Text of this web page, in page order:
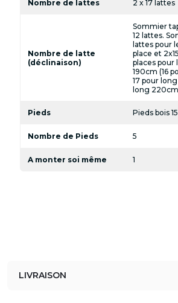
Nombre de lattes 2 x 17 lattes
Nombre de latte
(déclinaison)
Sommier
12 lattes.
lattes pour
place et
places pour
190cm (16
17 pour
long
Pieds Pieds bois
Nombre de Pieds 5
A monter soi même 1
LIVRAISON